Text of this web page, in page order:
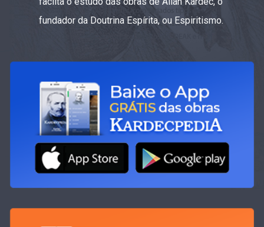
fundador da Doutrina Espírita, ou Espiritismo.